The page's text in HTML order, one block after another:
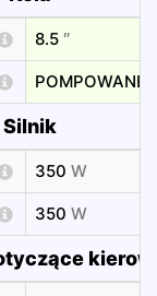
8.5 ″
POMPOWANE
Silnik
350 W
350 W